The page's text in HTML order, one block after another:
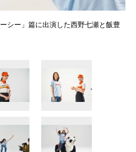
シー」篇に出演した西野七瀬と飯豊